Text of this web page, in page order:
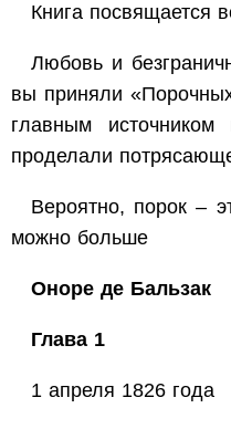
Книга посвящается
Любовь и
вы приняли
главным
проделали
Вероятно, порок –
можно больше
Оноре де Бальзак
Глава 1
1 апреля 1826 года